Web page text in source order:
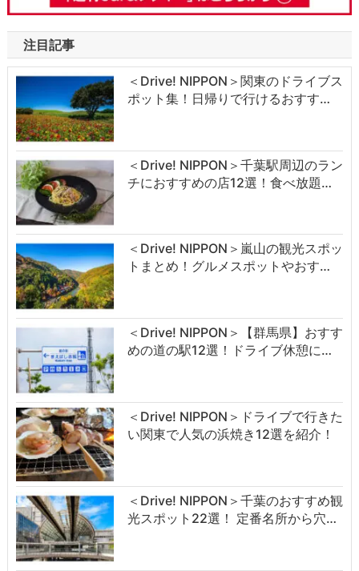
注目記事
＜Drive! NIPPON＞関東のドライブス
ポット集！日帰りで行けるおすす…
＜Drive! NIPPON＞千葉駅周辺のラン
チにおすすめの店12選！食べ放題…
＜Drive! NIPPON＞嵐山の観光スポッ
トまとめ！グルメスポットやおす…
＜Drive! NIPPON＞【群馬県】おすす
めの道の駅12選！ドライブ休憩に…
＜Drive! NIPPON＞ドライブで行きた
い関東で人気の浜焼き12選を紹介！
＜Drive! NIPPON＞千葉のおすすめ観
光スポット22選！ 定番名所から穴…